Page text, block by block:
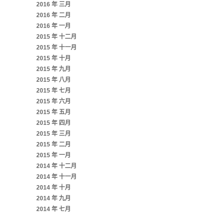
2016 年 三月
2016 年 二月
2016 年 一月
2015 年 十二月
2015 年 十一月
2015 年 十月
2015 年 九月
2015 年 八月
2015 年 七月
2015 年 六月
2015 年 五月
2015 年 四月
2015 年 三月
2015 年 二月
2015 年 一月
2014 年 十二月
2014 年 十一月
2014 年 十月
2014 年 九月
2014 年 七月